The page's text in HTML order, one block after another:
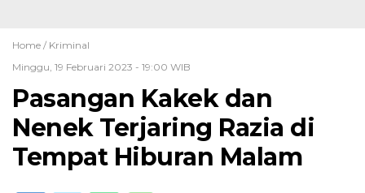
Home / Kriminal
Minggu, 19 Februari 2023 - 19:00 WIB
Pasangan Kakek dan
Nenek Terjaring Razia di
Tempat Hiburan Malam